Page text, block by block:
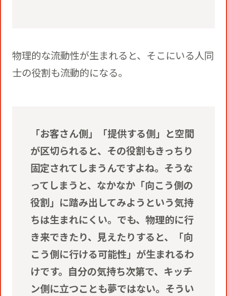
物理的な流動性が生まれると、そこにいる人同
士の役割も流動的になる。
「お客さん側」「提供する側」と空間
が区切られると、その役割もきっちり
固定されてしまうんですよね。そうな
ってしまうと、なかなか「向こう側の
役割」に踏み出してみようという気持
ちは生まれにくい。でも、物理的に行
き来できたり、見えたりすると、「向
こう側に行ける可能性」が生まれるわ
けです。自分の気持ち次第で、キッチ
ン側に立つことも夢ではない。そうい